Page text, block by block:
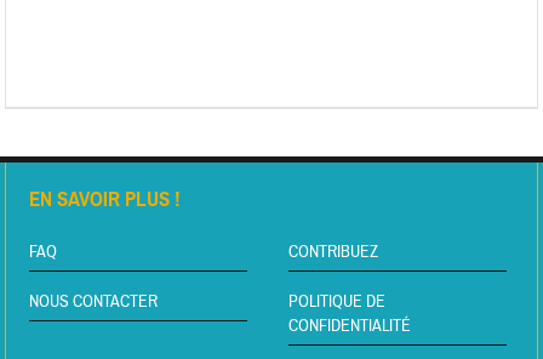
EN SAVOIR PLUS !
FAQ CONTRIBUEZ
NOUS CONTACTER
POLITIQUE DE
CONFIDENTIALITÉ